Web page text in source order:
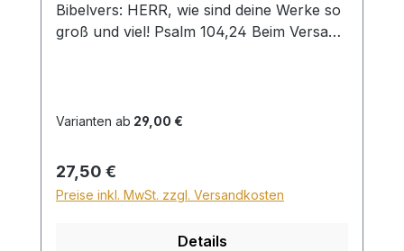
Bibelvers: HERR, wie sind deine Werke so
groß und viel! Psalm 104,24 Beim Versand
Zuschlag für Sperrgut in Höhe von
Ausland beträgt der Sperrgutzuschlag
30€.
Varianten ab 29,00 €
Regulärer Preis:
27,50 €
Preise inkl. MwSt. zzgl. Versandkosten
Details